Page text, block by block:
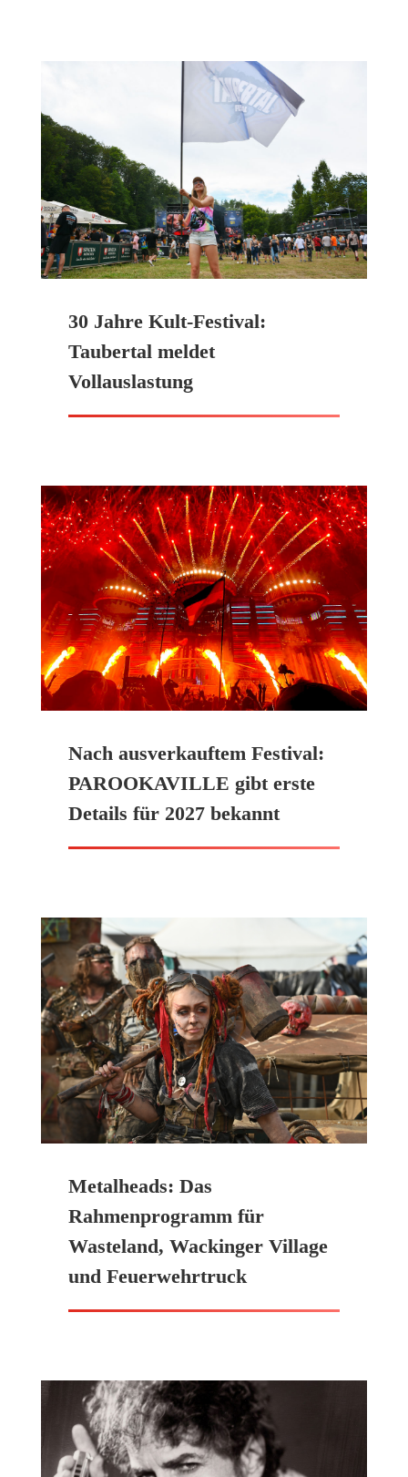
30 Jahre Kult-Festival:
Taubertal meldet
Vollauslastung
Nach ausverkauftem Festival:
PAROOKAVILLE gibt erste
Details für 2027 bekannt
Metalheads: Das
Rahmenprogramm für
Wasteland, Wackinger Village
und Feuerwehrtruck